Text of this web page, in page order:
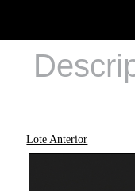
Lote Anterior